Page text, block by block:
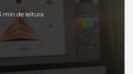
min de leitura